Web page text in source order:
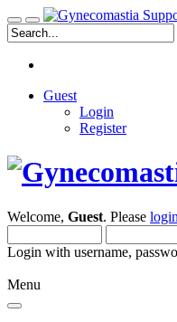
Guest
Login
Register
Welcome, Guest. Please login
Login with username,
Menu